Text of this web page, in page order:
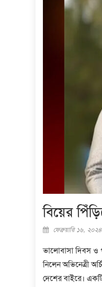
বিয়ের
Posted
ফেব্রুয়ারি ১৬, ২০২৪
ভালোবাসা দিবস ও
নিলেন অভিনেত্রী
দেশের বাইরে।